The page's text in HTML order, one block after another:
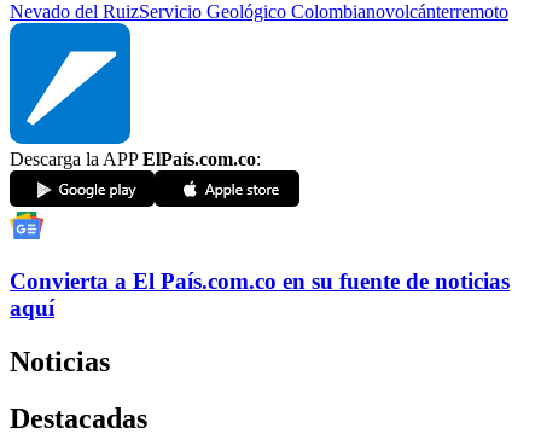
Nevado del RuizServicio Geológico Colombianovolcánterremoto
Descarga la APPElPaís.com.co:
Convierta a El País.com.co en su fuente de noticias
aquí
Noticias
Destacadas